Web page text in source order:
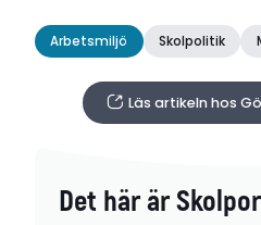
Arbetsmiljö Skolpolitik
Läs artikeln hos
Det här är